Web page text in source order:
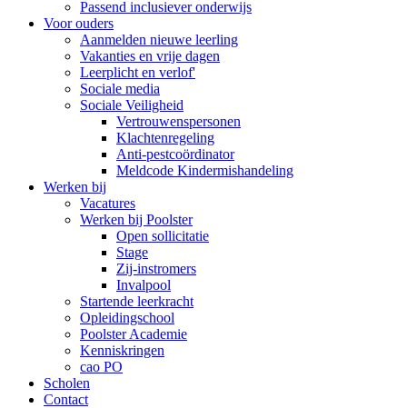
Passend inclusiever onderwijs
Voor ouders
Aanmelden nieuwe leerling
Vakanties en vrije dagen
Leerplicht en verlof'
Sociale media
Sociale Veiligheid
Vertrouwenspersonen
Klachtenregeling
Anti-pestcoördinator
Meldcode Kindermishandeling
Werken bij
Vacatures
Werken bij Poolster
Open sollicitatie
Stage
Zij-instromers
Invalpool
Startende leerkracht
Opleidingschool
Poolster Academie
Kenniskringen
cao PO
Scholen
Contact